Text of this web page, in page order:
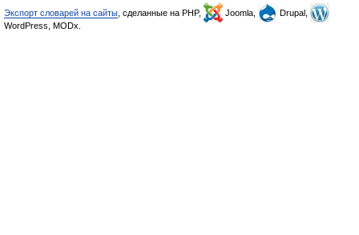
Экспорт словарей на сайты , сделанные на PHP, Joomla,
Drupal,
WordPress, MODx.